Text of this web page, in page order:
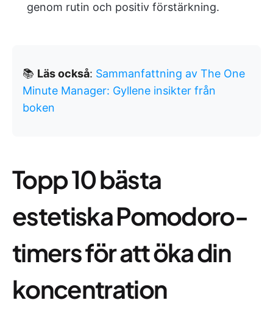
genom rutin och positiv förstärkning.
📚 Läs också: Sammanfattning av The One
Minute Manager: Gyllene insikter från
boken
Topp 10 bästa
estetiska Pomodoro-
timers för att öka din
koncentration